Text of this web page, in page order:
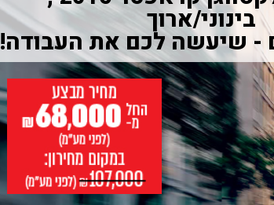
בינוני/ארוך
- שיעשה לכם את העבודה!